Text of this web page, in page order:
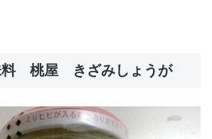
料 桃屋 きざみしょうが